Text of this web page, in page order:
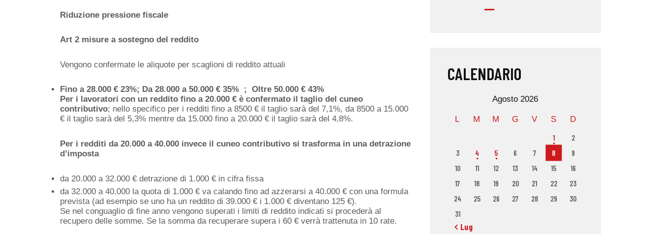
Riduzione pressione fiscale
Art 2 misure a sostegno del reddito
Vengono confermate le aliquote per scaglioni di reddito attuali
Fino a 28.000 € 23%; Da 28.000 a 50.000 € 35% ; Oltre 50.000 € 43%
Per i lavoratori con un reddito fino a 20.000 € è confermato il taglio del cuneo
contributivo; nello specifico per i redditi fino a 8500 € il taglio sarà del 7,1%, da 8500 a 15.000
€ il taglio sarà del 5,3% mentre da 15.000 fino a 20.000 € il taglio sarà del 4,8%.
Per i redditi da 20.000 a 40.000 invece il cuneo contributivo si trasforma in una detrazione
d’imposta
da 20.000 a 32.000 € detrazione di 1.000 € in cifra fissa
da 32.000 a 40.000 la quota di 1.000 € va calando fino ad azzerarsi a 40.000 € con una formula
prevista (ad esempio se uno ha un reddito di 39.000 € i 1.000 € diventano 125 €).
Se nel conguaglio di fine anno vengono superati i limiti di reddito indicati si procederà al
recupero delle somme. Se la somma da recuperare supera i 60 € verrà trattenuta in 10 rate.
CALENDARIO
Agosto 2026
L M M G V S D
1
2
3
4 5 6 7 8
9
10
11 12 13 14 15
16
17
18 19 20 21 22
23
24
25 26 27 28 29
30
31
« Lug